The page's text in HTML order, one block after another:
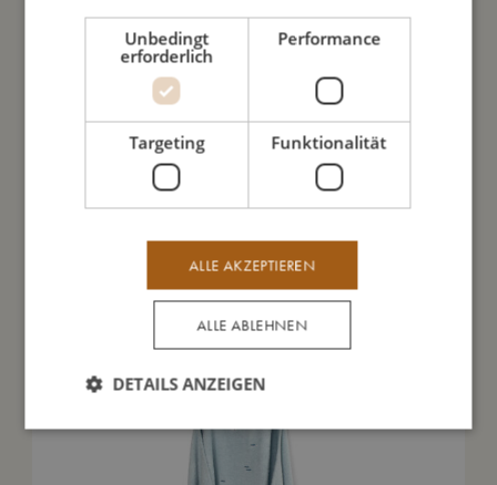
So kannst Du mich pflegen
Das könnte dir auch gefallen
Unbedingt
erforderlich
Performance
Targeting Funktionalität
ALLE AKZEPTIEREN
ALLE ABLEHNEN
DETAILS ANZEIGEN